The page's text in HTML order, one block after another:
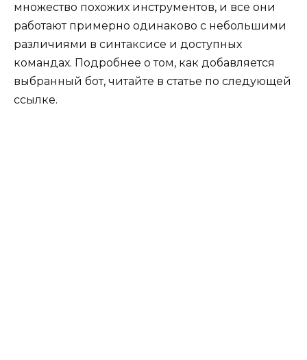
множество похожих инструментов, и все они
работают примерно одинаково с небольшими
различиями в синтаксисе и доступных
командах. Подробнее о том, как добавляется
выбранный бот, читайте в статье по следующей
ссылке.